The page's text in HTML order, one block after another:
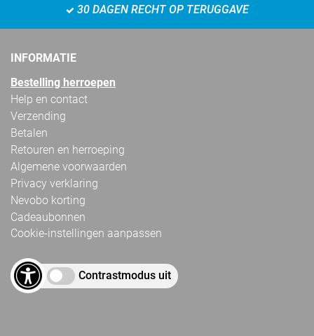
30 DAGEN RECHT OP TERUGGAVE
INFORMATIE
Bestelling herroepen
Help en contact
Verzending
Betalen
Retouren en herroeping
Algemene voorwaarden
Privacy verklaring
Nevobo korting
Cadeaubonnen
Cookie-instellingen aanpassen
Contrastmodus uit